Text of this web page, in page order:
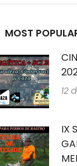
MOST
12
IX